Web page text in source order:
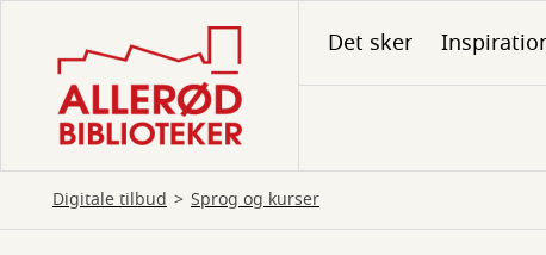
hovedindhold
Det sker
Digitale tilbud Sprog og kurser